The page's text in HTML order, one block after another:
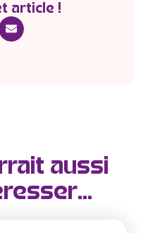
article !
aussi